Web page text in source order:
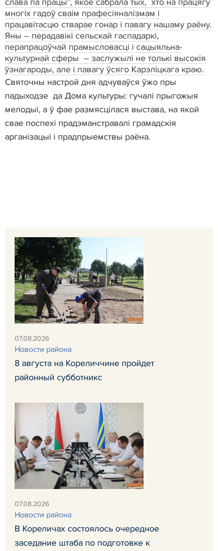
многіх гадоў сваім прафесіяналізмам і
працавітасцю стварае гонар і павагу нашаму раёну.
Яны – перадавікі сельскай гаспадаркі,
перапрацоўчай прамысловасці і сацыяльна-
культурнай сферы – заслужылі не толькі высокія
ўзнагароды, але і павагу ўсяго Карэліцкага краю.
Святочны настрой дня адчуваўся ўжо пры
падыходзе да Дома культуры: гучалі прыгожыя
мелодыі, а ў фае размясцілася выстава, на якой
свае поспехі прадэманстравалі грамадскія
арганізацыі і прадпрыемствы раёна.
07.08.2026
Новости района
8 августа на Кореличчине пройдет
районный субботникс
07.08.2026
Новости района
В Кореличах состоялось очередное
заседание штаба по подготовке к